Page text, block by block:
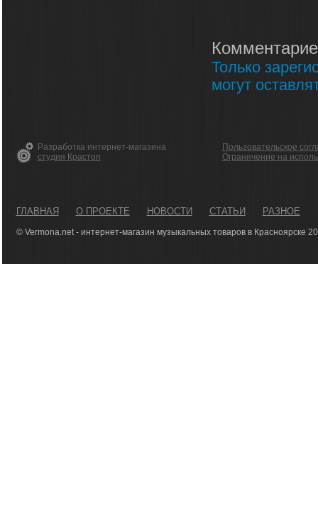
Только
могут
Разработка интернет-магазина
студия Крастоп
Пользовательское
Ограничение на
ГЛАВНАЯ О ПРОЕКТЕ НОВОСТИ СТАТЬИ РАЗНОЕ
© Vermona.net - интернет-магазин музыкальных товаров в Красноярске